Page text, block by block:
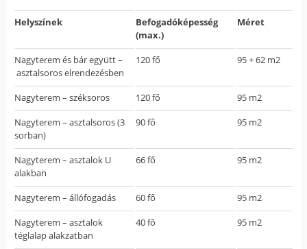
Helyszínek
Befogadóképesség
(max.)
Méret
Nagyterem és bár együtt –
asztalsoros elrendezésben
120 fő 95 + 62 m2
Nagyterem – széksoros 120 fő
95 m2
Nagyterem – asztalsoros (3
sorban)
90 fő 95 m2
Nagyterem – asztalok U
alakban
66 fő 95 m2
Nagyterem – állófogadás 60 fő
95 m2
Nagyterem – asztalok
téglalap alakzatban
40 fő 95 m2